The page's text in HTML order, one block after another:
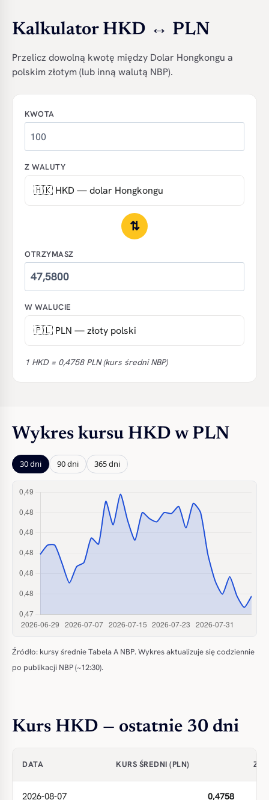
Kalkulator HKD ↔ PLN
Przelicz dowolną kwotę między Dolar Hongkongu a
polskim złotym (lub inną walutą NBP).
KWOTA
Z WALUTY
⇅
OTRZYMASZ
W WALUCIE
1 HKD = 0,4758 PLN (kurs średni NBP)
Wykres kursu HKD w PLN
30 dni 90 dni 365 dni
Źródło: kursy średnie Tabela A NBP. Wykres aktualizuje się codziennie
po publikacji NBP (~12:30).
Kurs HKD — ostatnie 30 dni
DATA KURS ŚREDNI (PLN)
2026-08-07 0,4758